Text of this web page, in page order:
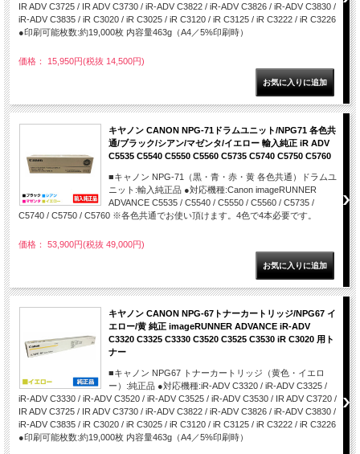
IR ADV C3725 / IR ADV C3730 / iR-ADV C3822 / iR-ADV C3826 / iR-ADV C3830 /
iR-ADV C3835 / iR C3020 / iR C3025 / iR C3120 / iR C3125 / iR C3222 / iR C3226
●印刷可能枚数:約19,000枚 内容量463g（A4／5%印刷時）
価格： 15,950円(税抜 14,500円)
キヤノン CANON NPG-71ドラムユニット/NPG71 各色共
通/ブラック/シアン/マゼンタ/イエロー 輸入純正 iR ADV
C5535 C5540 C5550 C5560 C5735 C5740 C5750 C5760
■キャノン NPG-71（黒・青・赤・黄 各色共通）ドラムユ
ニット:輸入純正品 ●対応機種:Canon imageRUNNER
ADVANCE C5535 / C5540 / C5550 / C5560 / C5735 /
C5740 / C5750 / C5760 ※各色共通でお使い頂けます。4色で4本必要です。
価格： 53,900円(税抜 49,000円)
キヤノン CANON NPG-67トナーカートリッジ/NPG67 イ
エロー/黄 純正 imageRUNNER ADVANCE iR-ADV
C3320 C3325 C3330 C3520 C3525 C3530 iR C3020 用ト
ナー
■キャノン NPG67 トナーカートリッジ（黄色・イエロ
ー）:純正品 ●対応機種:iR-ADV C3320 / iR-ADV C3325 /
iR-ADV C3330 / iR-ADV C3520 / iR-ADV C3525 / iR-ADV C3530 / IR ADV C3720 /
IR ADV C3725 / IR ADV C3730 / iR-ADV C3822 / iR-ADV C3826 / iR-ADV C3830 /
iR-ADV C3835 / iR C3020 / iR C3025 / iR C3120 / iR C3125 / iR C3222 / iR C3226
●印刷可能枚数:約19,000枚 内容量463g（A4／5%印刷時）